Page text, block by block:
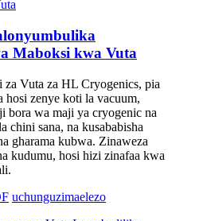
Maboksi kwa Vuta
za Vuta za HL Cryogenics, pia
hosi zenye koti la vacuum,
bora wa maji ya cryogenic na
chini sana, na kusababisha
gharama kubwa. Zinaweza
kudumu, hosi hizi zinafaa kwa
uchunguzimaelezo